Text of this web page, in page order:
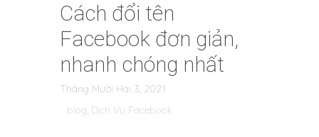
Cách đổi tên
Facebook đơn giản,
nhanh chóng nhất
Tháng Mười Hai 3, 2021
blog, Dịch Vụ Facebook